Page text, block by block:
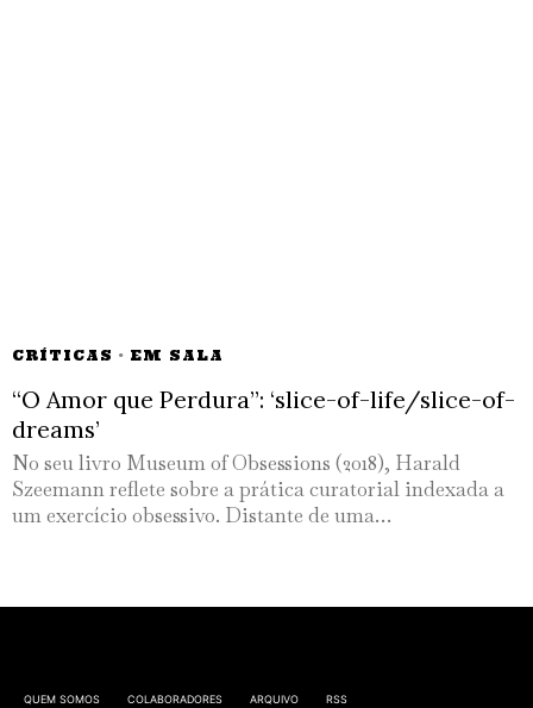
CRÍTICAS · EM SALA
“O Amor que Perdura”: ‘slice-of-life/slice-of-
dreams’
No seu livro Museum of Obsessions (2018), Harald
Szeemann reflete sobre a prática curatorial indexada a
um exercício obsessivo. Distante de uma…
QUEM SOMOS COLABORADORES ARQUIVO RSS